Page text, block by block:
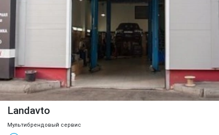
Landavto
Мультибрендовый сервис